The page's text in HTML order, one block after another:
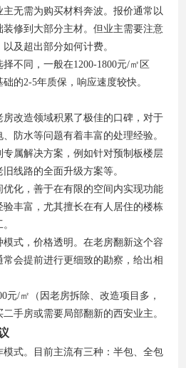
无需为购买材料奔波。报价通常以
修到大部分主材。但业主需要注意
及超出部分如何计费。
不同，一般在1200-1800元/㎡区
的2-5年质保，响应速度较快。
改造领域积累了极佳的口碑，对于
防水等问题有着丰富的处理经验。
属解决方案，例如针对预制板楼层
线路的全面升级方案等。
化，善于在有限的空间内实现功能
丰富，尤其擅长在有人居住的楼栋
式，价格透明。在老房翻新这个容
会提前进行更细致的勘察，给出相
元/㎡（因老房拆除、改造项目多，
手房或需要局部翻新的西安业主。
式。目前主流有三种：半包、全包